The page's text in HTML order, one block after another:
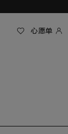
心愿单